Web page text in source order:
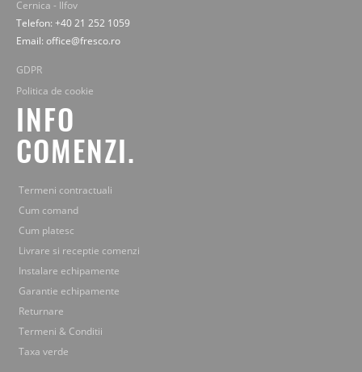
Cernica - Ilfov
Telefon: +40 21 252 1059
Email: office@fresco.ro
GDPR
Politica de cookie
INFO
COMENZI.
Termeni contractuali
Cum comand
Cum platesc
Livrare si receptie comenzi
Instalare echipamente
Garantie echipamente
Returnare
Termeni & Conditii
Taxa verde